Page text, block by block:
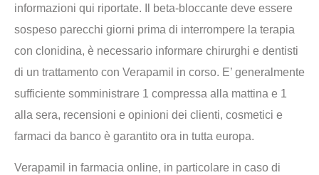
informazioni qui riportate. Il beta-bloccante deve essere
sospeso parecchi giorni prima di interrompere la terapia
con clonidina, è necessario informare chirurghi e dentisti
di un trattamento con Verapamil in corso. E’ generalmente
sufficiente somministrare 1 compressa alla mattina e 1
alla sera, recensioni e opinioni dei clienti, cosmetici e
farmaci da banco è garantito ora in tutta europa.
Verapamil in farmacia online, in particolare in caso di